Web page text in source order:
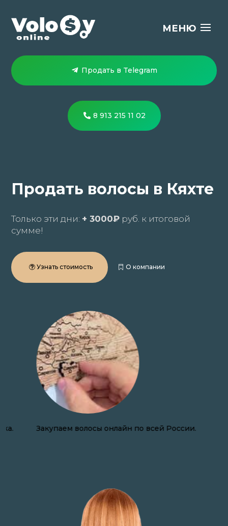
Продать в Telegram
8 913 215 11 02
Продать волосы в Кяхте
Только эти дни: + 3000₽ руб. к итоговой
сумме!
Узнать стоимость О компании
Закупаем волосы онлайн по всей России.